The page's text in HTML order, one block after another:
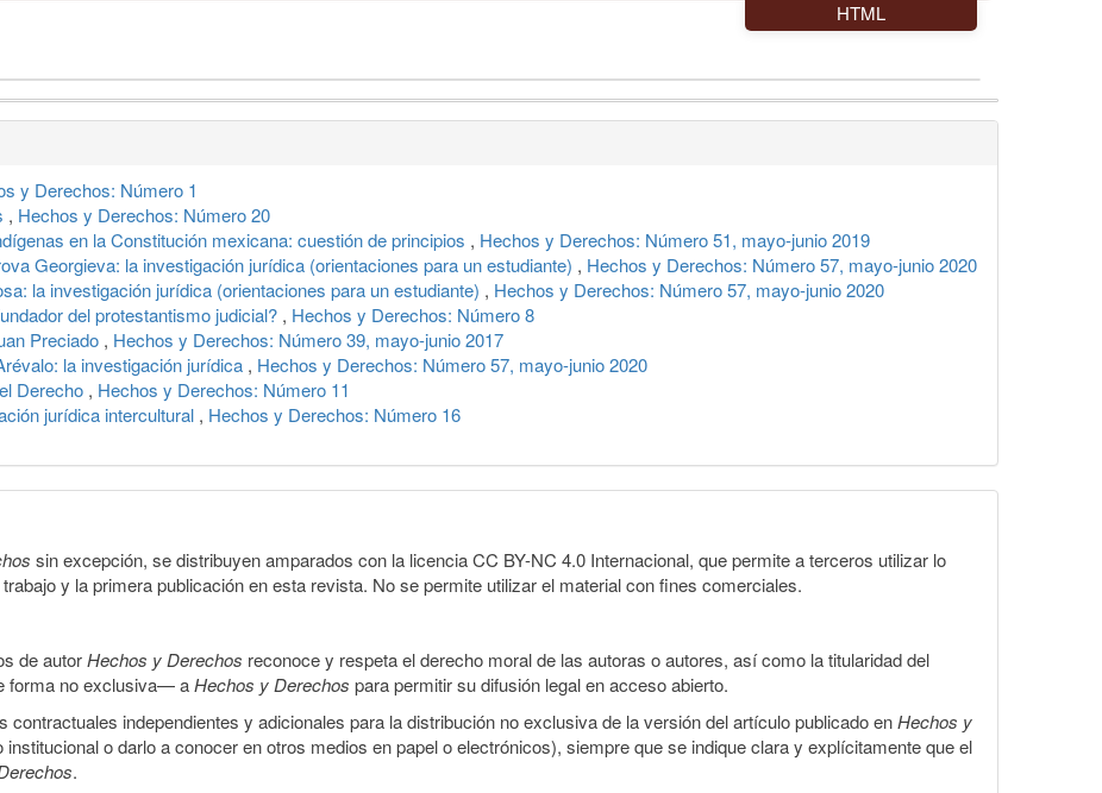
HTML
y Derechos: Número 1
, Hechos y Derechos: Número 20
en la Constitución mexicana: cuestión de principios , Hechos y Derechos: Número 51, mayo-junio 2019
Georgieva: la investigación jurídica (orientaciones para un estudiante) , Hechos y Derechos: Número 57, mayo-junio 2020
la investigación jurídica (orientaciones para un estudiante) , Hechos y Derechos: Número 57, mayo-junio 2020
del protestantismo judicial? , Hechos y Derechos: Número 8
Preciado , Hechos y Derechos: Número 39, mayo-junio 2017
la investigación jurídica , Hechos y Derechos: Número 57, mayo-junio 2020
Derecho , Hechos y Derechos: Número 11
jurídica intercultural , Hechos y Derechos: Número 16
sin excepción, se distribuyen amparados con la licencia CC BY-NC 4.0 Internacional, que permite a terceros utilizar lo
y la primera publicación en esta revista. No se permite utilizar el material con fines comerciales.
de autorHechos y Derechos reconoce y respeta el derecho moral de las autoras o autores, así como la titularidad del
forma no exclusiva— aHechos y Derechos para permitir su difusión legal en acceso abierto.
independientes y adicionales para la distribución no exclusiva de la versión del artículo publicado enHechos y
o darlo a conocer en otros medios en papel o electrónicos), siempre que se indique clara y explícitamente que el
.